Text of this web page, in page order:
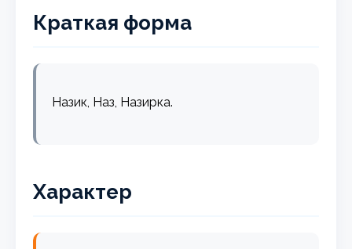
Краткая форма
Назик, Наз, Назирка.
Характер